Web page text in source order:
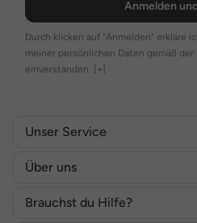
Anmelden
Durch klicken auf "Anmelden" erkläre
meiner persönlichen Daten gemäß
einverstanden. [+]
Unser Service
Über uns
Brauchst du Hilfe?